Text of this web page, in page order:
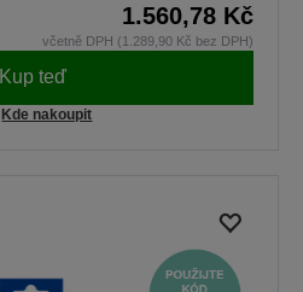
1.560,78 Kč
včetně DPH (1.289,90 Kč bez DPH)
Kup teď
Kde nakoupit